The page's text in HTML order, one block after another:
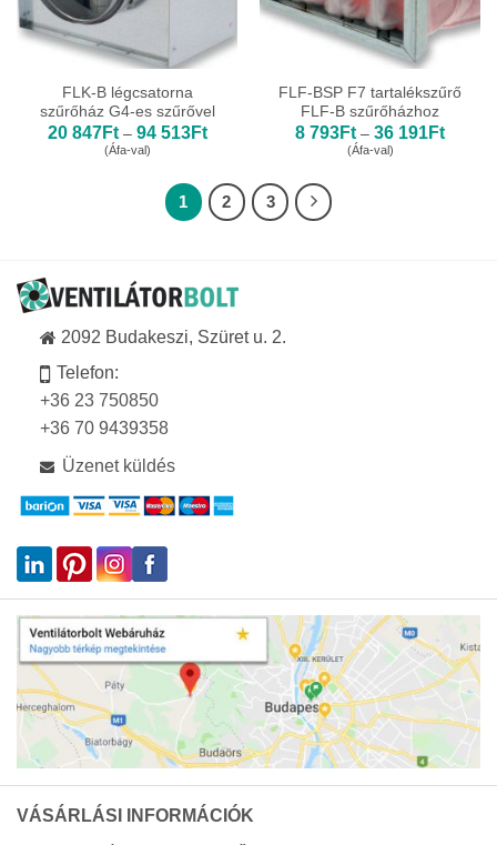
FLK-B légcsatorna
szűrőház G4-es szűrővel
20 847Ft – 94 513FtÁrtartomány:
94
513Ft
(Áfa-val)
FLF-BSP F7 tartalékszűrő
FLF-B szűrőházhoz
8 793Ft – 36 191Ft
(Áfa-val)
1 2 3
2092 Budakeszi, Szüret u. 2.
Telefon:
+36 23 750850
+36 70 9439358
Üzenet küldés
VÁSÁRLÁSI INFORMÁCIÓK